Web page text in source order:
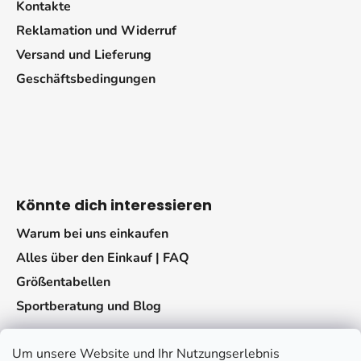
Um unsere Website und Ihr Nutzungserlebnis
Kontakte
Reklamation und Widerruf
Versand und Lieferung
Geschäftsbedingungen
Könnte dich interessieren
Warum bei uns einkaufen
Alles über den Einkauf | FAQ
Größentabellen
Sportberatung und Blog